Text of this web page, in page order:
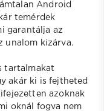
Android
temérdek
garantálja az
unalom kizárva.
tartalmakat
akár ki is fejtheted
azoknak
oknál fogva nem